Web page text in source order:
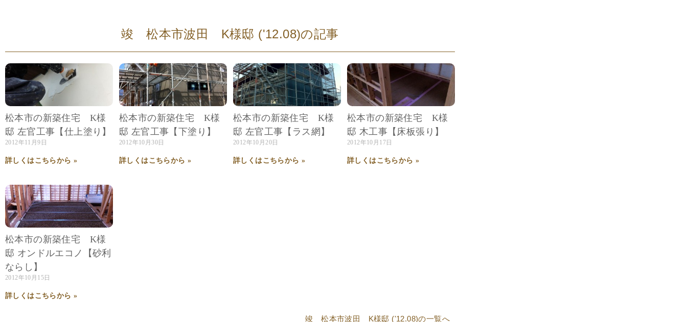
竣 松本市波田 K様邸 ('12.08)の記事
松本市の新築住宅 K様
邸 左官工事【仕上塗り】
2012年11月9日
詳しくはこちらから »
松本市の新築住宅 K様
邸 左官工事【下塗り】
2012年10月30日
詳しくはこちらから »
松本市の新築住宅 K様
邸 左官工事【ラス網】
2012年10月20日
詳しくはこちらから »
松本市の新築住宅 K様
邸 木工事【床板張り】
2012年10月17日
詳しくはこちらから »
松本市の新築住宅 K様
邸 オンドルエコノ【砂利
ならし】
2012年10月15日
詳しくはこちらから »
竣 松本市波田 K様邸 ('12.08)の一覧へ